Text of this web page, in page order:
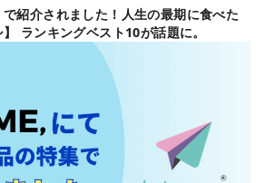
紹介されました！人生の最期に食べた
ランキングベスト10が話題に。